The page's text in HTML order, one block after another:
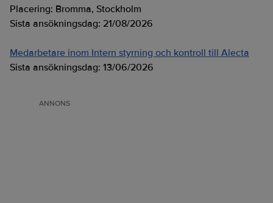
Placering: Bromma, Stockholm
Sista ansökningsdag: 21/08/2026
Medarbetare inom Intern styrning och kontroll till Alecta
Sista ansökningsdag: 13/06/2026
ANNONS